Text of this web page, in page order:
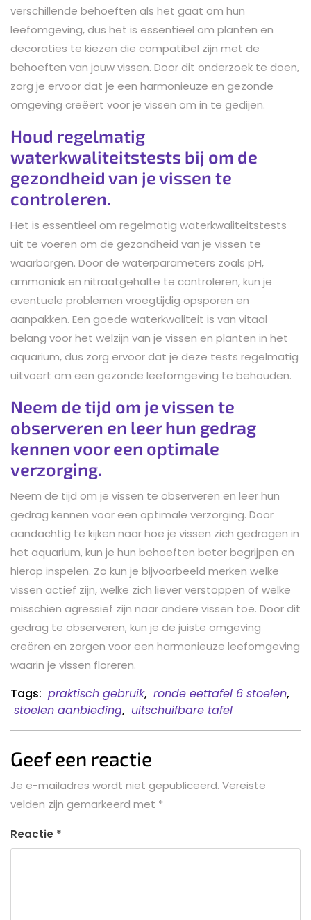
verschillende behoeften als het gaat om hun
leefomgeving, dus het is essentieel om planten en
decoraties te kiezen die compatibel zijn met de
behoeften van jouw vissen. Door dit onderzoek te doen,
zorg je ervoor dat je een harmonieuze en gezonde
omgeving creëert voor je vissen om in te gedijen.
Houd regelmatig
waterkwaliteitstests bij om de
gezondheid van je vissen te
controleren.
Het is essentieel om regelmatig waterkwaliteitstests
uit te voeren om de gezondheid van je vissen te
waarborgen. Door de waterparameters zoals pH,
ammoniak en nitraatgehalte te controleren, kun je
eventuele problemen vroegtijdig opsporen en
aanpakken. Een goede waterkwaliteit is van vitaal
belang voor het welzijn van je vissen en planten in het
aquarium, dus zorg ervoor dat je deze tests regelmatig
uitvoert om een gezonde leefomgeving te behouden.
Neem de tijd om je vissen te
observeren en leer hun gedrag
kennen voor een optimale
verzorging.
Neem de tijd om je vissen te observeren en leer hun
gedrag kennen voor een optimale verzorging. Door
aandachtig te kijken naar hoe je vissen zich gedragen in
het aquarium, kun je hun behoeften beter begrijpen en
hierop inspelen. Zo kun je bijvoorbeeld merken welke
vissen actief zijn, welke zich liever verstoppen of welke
misschien agressief zijn naar andere vissen toe. Door dit
gedrag te observeren, kun je de juiste omgeving
creëren en zorgen voor een harmonieuze leefomgeving
waarin je vissen floreren.
Tags: praktisch gebruik, ronde eettafel 6 stoelen,
stoelen aanbieding, uitschuifbare tafel
Geef een reactie
Je e-mailadres wordt niet gepubliceerd. Vereiste
velden zijn gemarkeerd met *
Reactie *